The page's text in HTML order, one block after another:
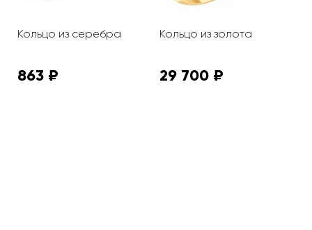
Кольцо из серебра
863 ₽
Кольцо из золота
29 700 ₽